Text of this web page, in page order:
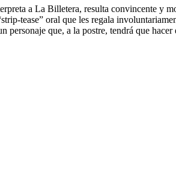
a La Billetera, resulta convincente y
tease” oral que les regala
personaje que, a la postre, tendrá que